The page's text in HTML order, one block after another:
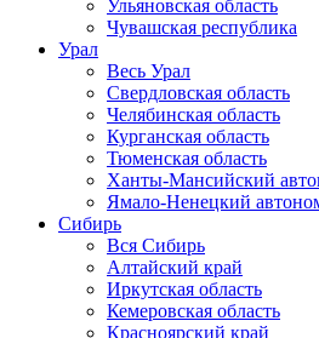
Ульяновская область
Чувашская республика
Урал
Весь Урал
Свердловская область
Челябинская область
Курганская область
Тюменская область
Ханты-Мансийский
Ямало-Ненецкий
Сибирь
Вся Сибирь
Алтайский край
Иркутская область
Кемеровская область
Красноярский край